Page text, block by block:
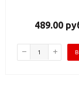
489.00